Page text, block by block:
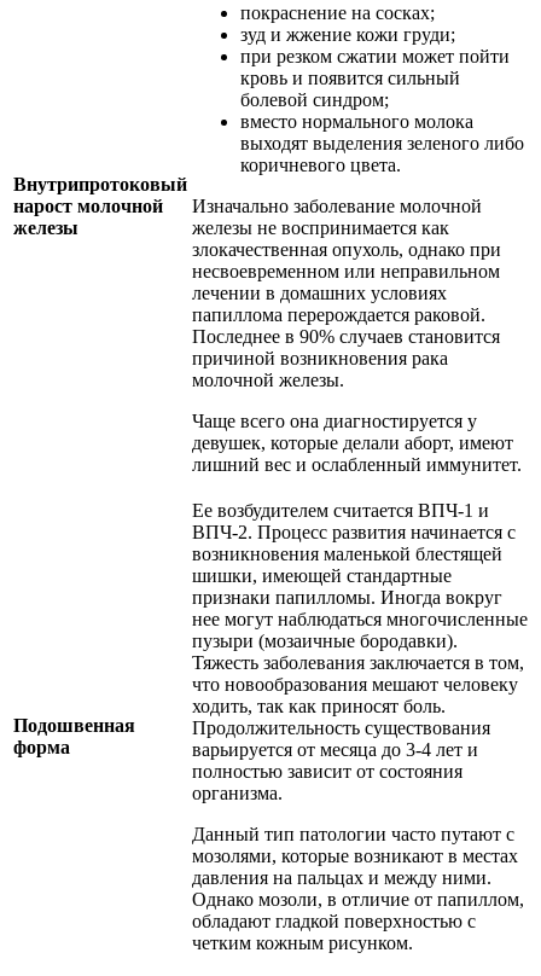
Внутрипротоковый
нарост молочной
железы
покраснение на сосках;
зуд и жжение кожи груди;
при резком сжатии может пойти
кровь и появится сильный
болевой синдром;
вместо нормального молока
выходят выделения зеленого либо
коричневого цвета.
Изначально заболевание молочной
железы не воспринимается как
злокачественная опухоль, однако при
несвоевременном или неправильном
лечении в домашних условиях
папиллома перерождается раковой.
Последнее в 90% случаев становится
причиной возникновения рака
молочной железы.
Чаще всего она диагностируется у
девушек, которые делали аборт, имеют
лишний вес и ослабленный иммунитет.
Подошвенная
форма
Ее возбудителем считается ВПЧ-1 и
ВПЧ-2. Процесс развития начинается с
возникновения маленькой блестящей
шишки, имеющей стандартные
признаки папилломы. Иногда вокруг
нее могут наблюдаться многочисленные
пузыри (мозаичные бородавки).
Тяжесть заболевания заключается в том,
что новообразования мешают человеку
ходить, так как приносят боль.
Продолжительность существования
варьируется от месяца до 3-4 лет и
полностью зависит от состояния
организма.
Данный тип патологии часто путают с
мозолями, которые возникают в местах
давления на пальцах и между ними.
Однако мозоли, в отличие от папиллом,
обладают гладкой поверхностью с
четким кожным рисунком.